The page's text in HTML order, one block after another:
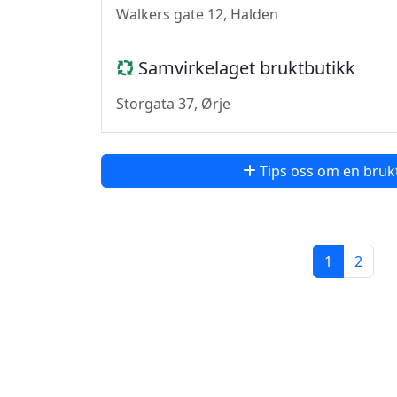
Walkers gate 12, Halden
Samvirkelaget bruktbutikk
Storgata 37, Ørje
Tips oss om en
1 2